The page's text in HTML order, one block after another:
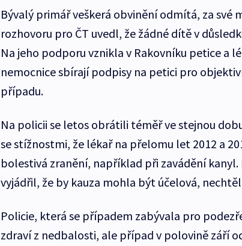
Bývalý primář veškerá obvinění odmítá, za své
rozhovoru pro ČT uvedl, že žádné dítě v
Na jeho podporu vznikla v Rakovníku petice a
nemocnice sbírají podpisy na petici pro
případu.
Na policii se letos obrátili téměř ve stejnou
se stížnostmi, že lékař na přelomu let 2012 a
bolestivá zranění, například při zavádění kanyl.
vyjádřil, že by kauza mohla být účelová,
Policie, která se případem zabývala pro
zdraví z nedbalosti, ale případ v polovině září